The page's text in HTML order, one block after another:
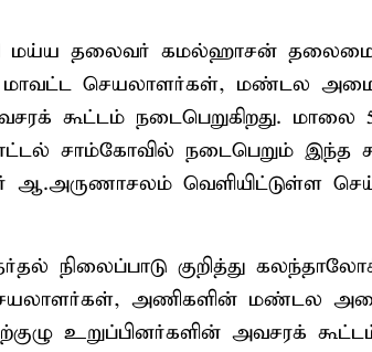
மய்ய தலைவர் கமல்ஹாசன்
மாவட்ட செயலாளர்கள், மண்டல
கூட்டம் நடைபெறுகிறது. மாலை
சாம்கோவில் நடைபெறும் இந்த
வெளியிட்டுள்ள
நிலைப்பாடு குறித்து
அணிகளின் மண்டல
உறுப்பினர்களின் அவசரக்